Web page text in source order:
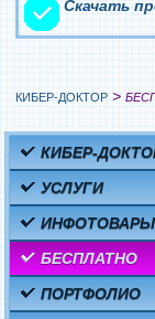
Скачать
КИБЕР-ДОКТОР >
КИБЕР-
УСЛУГИ
ИНФОТОВАРЫ
БЕСПЛАТНО
ПОРТФОЛИО